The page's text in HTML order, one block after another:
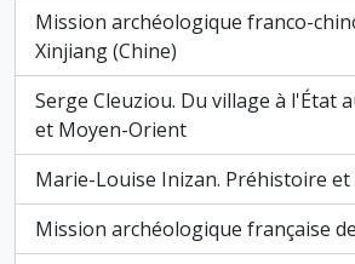
Mission archéologique franco-
Xinjiang (Chine)
, 265 résultats
Serge Cleuziou. Du village à l'État
et Moyen-Orient
, 252 résultats
Marie-Louise Inizan. Préhistoire
, 86 résultats
Mission archéologique française
, 68 résultats